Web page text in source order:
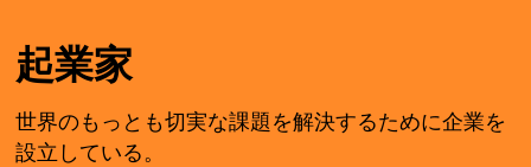
起業家
世界のもっとも切実な課題を解決するために企業を
設立している。